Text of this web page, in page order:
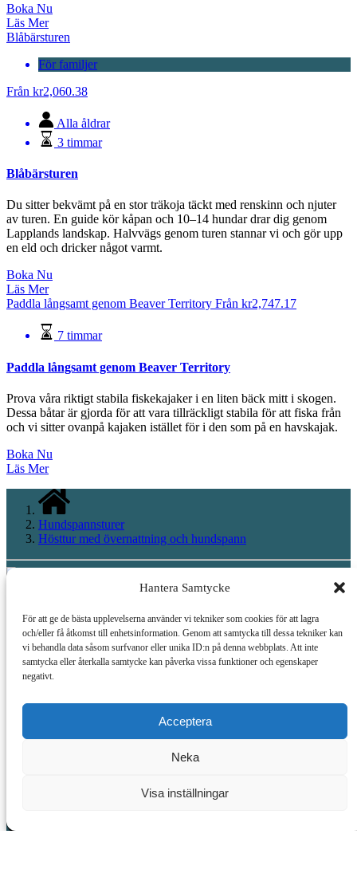
Hantera Samtycke
För att ge de bästa upplevelserna använder vi tekniker som cookies för att lagra
och/eller få åtkomst till enhetsinformation. Genom att samtycka till dessa tekniker kan
vi behandla data såsom surfvanor eller unika ID:n på denna webbplats. Att inte
samtycka eller återkalla samtycke kan påverka vissa funktioner och egenskaper
negativt.
Acceptera
Neka
Visa inställningar
Boka Nu
Läs Mer
Blåbärsturen
För familjer
Från kr2,060.38
Alla åldrar
3 timmar
Blåbärsturen
Du sitter bekvämt på en stor träkoja täckt med renskinn och njuter
av turen. En guide kör kåpan och 10–14 hundar drar dig genom
Lapplands landskap. Halvvägs genom turen stannar vi och gör upp
en eld och dricker något varmt.
Boka Nu
Läs Mer
Paddla långsamt genom Beaver Territory Från kr2,747.17
7 timmar
Paddla långsamt genom Beaver Territory
Prova våra riktigt stabila fiskekajaker i en liten bäck mitt i skogen.
Dessa båtar är gjorda för att vara tillräckligt stabila för att fiska från
och vi sitter ovanpå kajaken istället för i den som på en havskajak.
Boka Nu
Läs Mer
Hundspannsturer
Hösttur med övernattning och hundspann
Hem
Alla aktiviteter
Uthyrning av utrustning
Boende
Möt hundarna